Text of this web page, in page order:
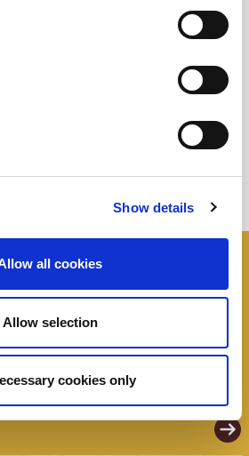
Show details
all cookies
Allow selection
cookies only
Negroni
e segreti per rendere
un panino